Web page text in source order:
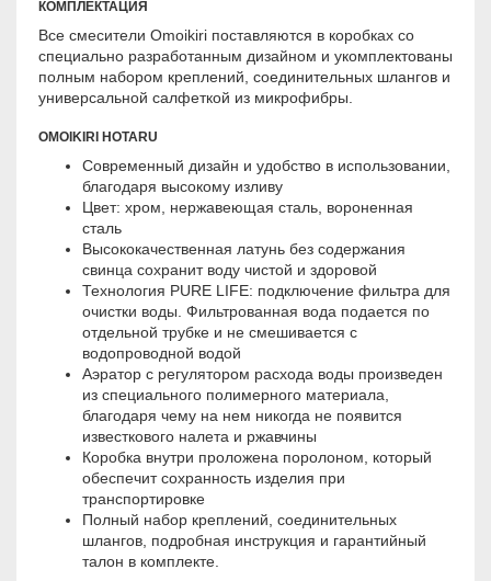
КОМПЛЕКТАЦИЯ
Все смесители Omoikiri поставляются в коробках со
специально разработанным дизайном и укомплектованы
полным набором креплений, соединительных шлангов и
универсальной салфеткой из микрофибры.
OMOIKIRI HOTARU
Современный дизайн и удобство в использовании,
благодаря высокому изливу
Цвет: хром, нержавеющая сталь, вороненная
сталь
Высококачественная латунь без содержания
свинца сохранит воду чистой и здоровой
Технология PURE LIFE: подключение фильтра для
очистки воды. Фильтрованная вода подается по
отдельной трубке и не смешивается с
водопроводной водой
Аэратор с регулятором расхода воды произведен
из специального полимерного материала,
благодаря чему на нем никогда не появится
известкового налета и ржавчины
Коробка внутри проложена поролоном, который
обеспечит сохранность изделия при
транспортировке
Полный набор креплений, соединительных
шлангов, подробная инструкция и гарантийный
талон в комплекте.